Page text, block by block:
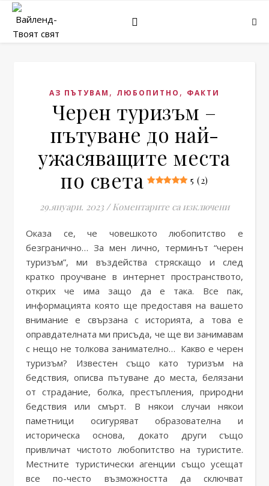
АЗ ПЪТУВАМ , ЛЮБОПИТНО , ФАКТИ
Черен туризъм –
пътуване до най-
ужасяващите места
по света
5 (2)
29.януари. 2023 / Коментарите са изключениза
Оказа се, че човешкото любопитство е
безгранично… За мен лично, терминът “черен
туризъм”, ми въздейства стряскащо и след
кратко проучване в интернет пространството,
открих че има защо да е така. Все пак,
информацията която ще предоставя на вашето
внимание е свързана с историята, а това е
оправдателната ми присъда, че ще ви занимавам
с нещо не толкова занимателно… Какво е черен
туризъм? Известен също като туризъм на
бедствия, описва пътуване до места, белязани
от страдание, болка, престъпления, природни
бедствия или смърт. В някои случаи някои
паметници осигуряват образователна и
историческа основа, докато други също
привличат чистото любопитство на туристите.
Местните туристически агенции също усещат
все по-често възможността да сключват